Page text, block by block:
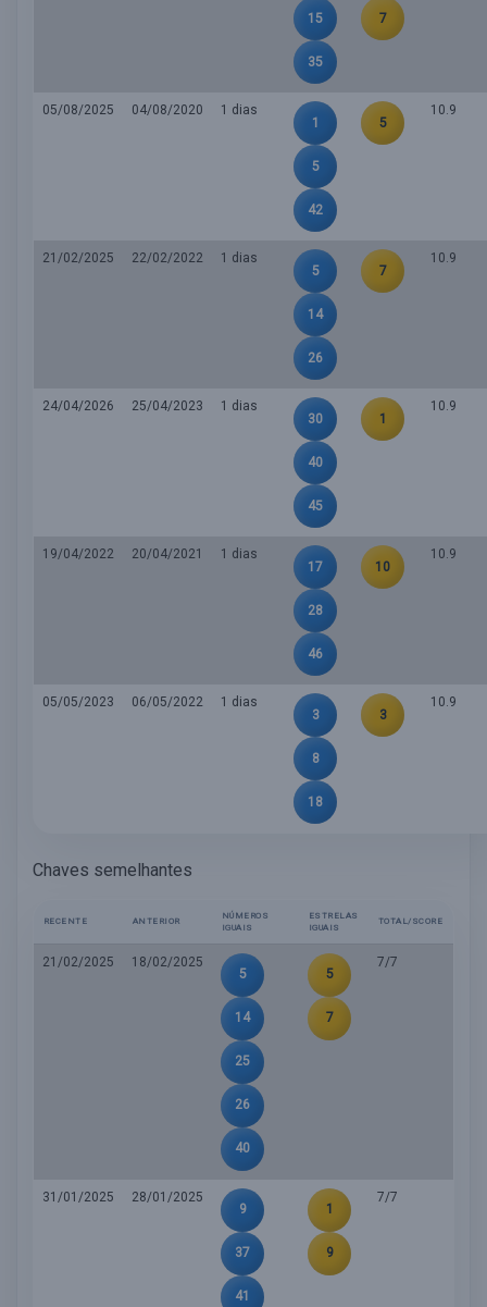
15
35
7
05/08/2025 04/08/2020
1 dias
1
5
42
5
10.9
21/02/2025 22/02/2022
1 dias
5
14
26
7
10.9
24/04/2026 25/04/2023
1 dias
30
40
45
1
10.9
19/04/2022 20/04/2021
1 dias
17
28
46
10
10.9
05/05/2023 06/05/2022
1 dias
3
8
18
3
10.9
Chaves semelhantes
RECENTE ANTERIOR
NÚMEROS
IGUAIS
ESTRELAS
IGUAIS
TOTAL/SCORE
21/02/2025
18/02/2025
5
14
25
26
40
5
7
7/7
31/01/2025
28/01/2025
9
37
41
1
9
7/7